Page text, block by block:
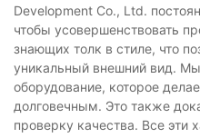
Development Co., Ltd.
чтобы усовершенствовать
знающих толк в стиле, что
уникальный внешний вид.
оборудование, которое
долговечным. Это также
проверку качества. Все эти